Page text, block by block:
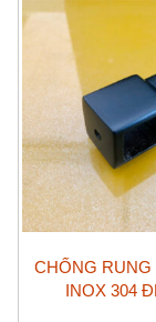
chọn
có
trên
trang
sản
phẩm
CHỐNG RUNG
INOX 304